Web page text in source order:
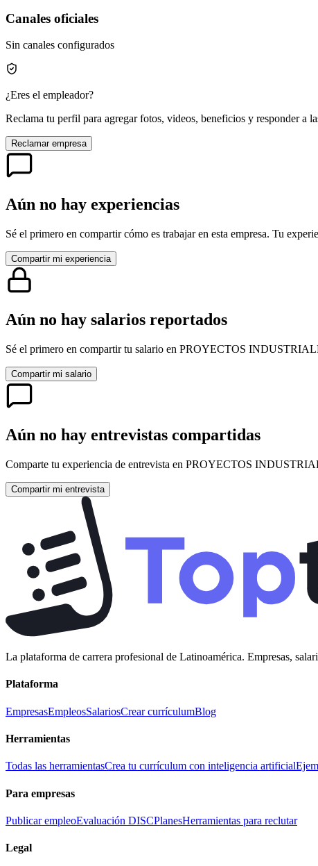
Canales oficiales
Sin canales configurados
¿Eres el empleador?
Reclama tu perfil para agregar fotos, videos, beneficios y responder a
Reclamar empresa
Aún no hay experiencias
Sé el primero en compartir cómo es trabajar en esta empresa. Tu
Compartir mi experiencia
Aún no hay salarios reportados
Sé el primero en compartir tu salario en PROYECTOS
Compartir mi salario
Aún no hay entrevistas compartidas
Comparte tu experiencia de entrevista en PROYECTOS
Compartir mi entrevista
La plataforma de carrera profesional de Latinoamérica. Empresas,
Plataforma
EmpresasEmpleosSalariosCrear currículumBlog
Herramientas
Todas las herramientasCrea tu currículum con inteligencia artificial
Para empresas
Publicar empleoEvaluación DISCPlanesHerramientas para reclutar
Legal